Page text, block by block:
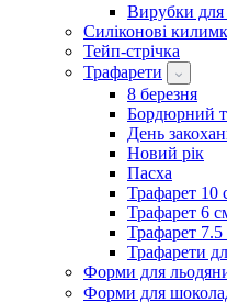
Вирубки для
Силіконові
Тейп-стрічка
Трафарети
8 березня
Бордюрний
День
Новий рік
Пасха
Трафарет 10
Трафарет 6
Трафарет 7.5
Трафарети
Форми для
Форми для